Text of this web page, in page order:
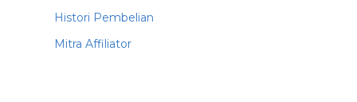
Histori Pembelian
Mitra Affiliator